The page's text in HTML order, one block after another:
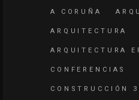
A CORUÑA
ARQUITECTURA
ARQUITECTURA
CONFERENCIAS
CONSTRUCCIÓN